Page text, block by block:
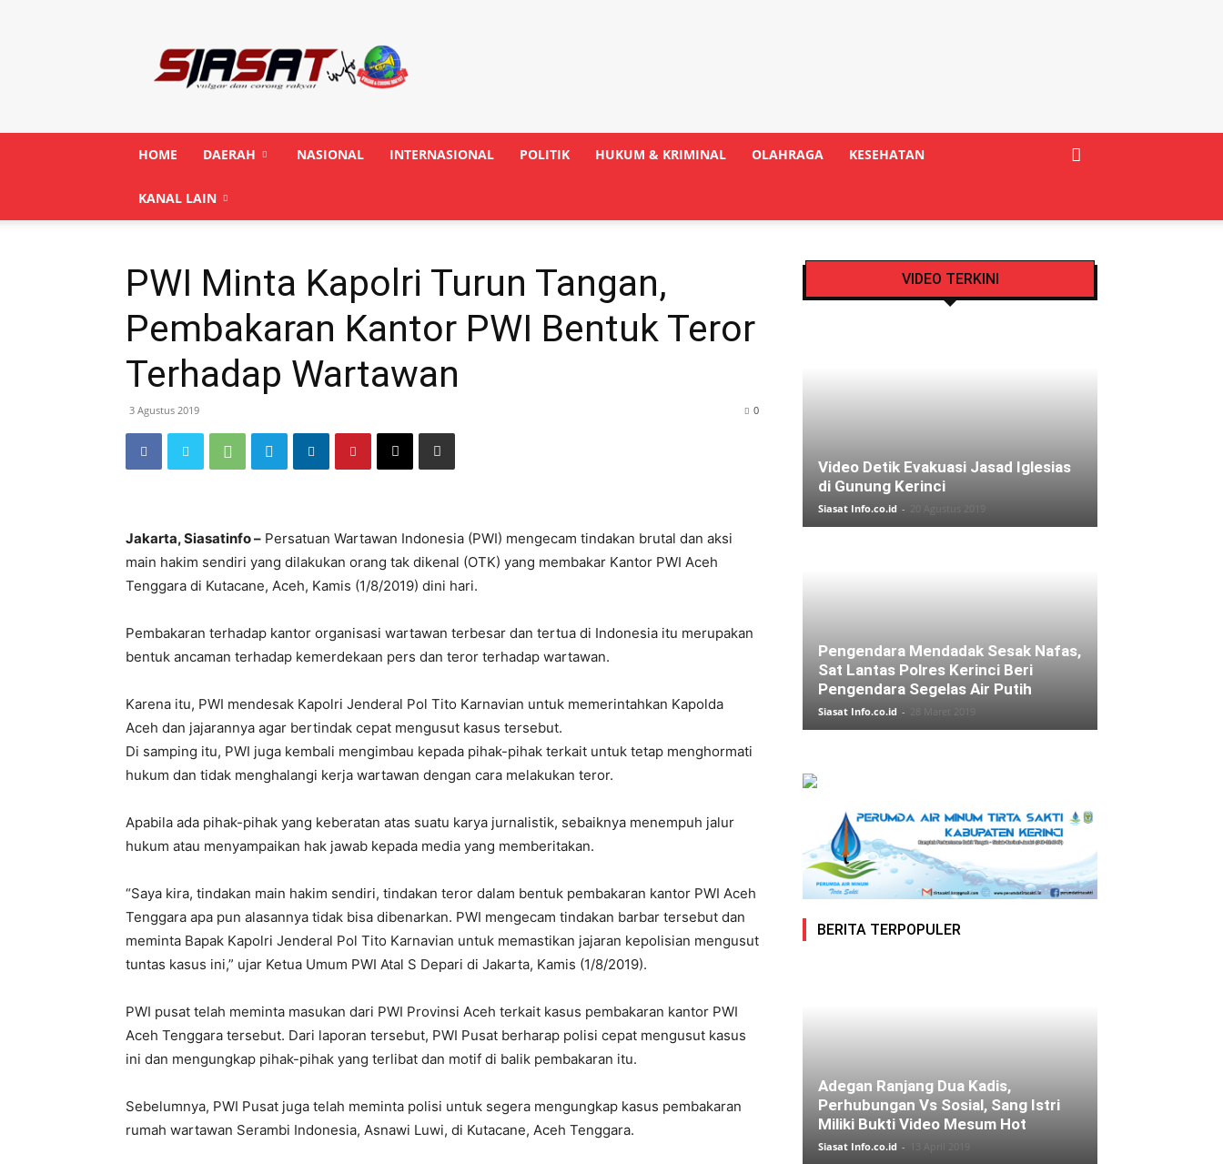
HOME DAERAH NASIONAL INTERNASIONAL POLITIK HUKUM & KRIMINAL OLAHRAGA KESEHATAN
KANAL LAIN
PWI Minta Kapolri Turun Tangan,
Pembakaran Kantor PWI Bentuk Teror
Terhadap Wartawan
3 Agustus 2019 0
Jakarta, Siasatinfo – Persatuan Wartawan Indonesia (PWI) mengecam tindakan brutal dan aksi
main hakim sendiri yang dilakukan orang tak dikenal (OTK) yang membakar Kantor PWI Aceh
Tenggara di Kutacane, Aceh, Kamis (1/8/2019) dini hari.
Pembakaran terhadap kantor organisasi wartawan terbesar dan tertua di Indonesia itu merupakan
bentuk ancaman terhadap kemerdekaan pers dan teror terhadap wartawan.
Karena itu, PWI mendesak Kapolri Jenderal Pol Tito Karnavian untuk memerintahkan Kapolda
Aceh dan jajarannya agar bertindak cepat mengusut kasus tersebut.
Di samping itu, PWI juga kembali mengimbau kepada pihak-pihak terkait untuk tetap menghormati
hukum dan tidak menghalangi kerja wartawan dengan cara melakukan teror.
Apabila ada pihak-pihak yang keberatan atas suatu karya jurnalistik, sebaiknya menempuh jalur
hukum atau menyampaikan hak jawab kepada media yang memberitakan.
“Saya kira, tindakan main hakim sendiri, tindakan teror dalam bentuk pembakaran kantor PWI Aceh
Tenggara apa pun alasannya tidak bisa dibenarkan. PWI mengecam tindakan barbar tersebut dan
meminta Bapak Kapolri Jenderal Pol Tito Karnavian untuk memastikan jajaran kepolisian mengusut
tuntas kasus ini,” ujar Ketua Umum PWI Atal S Depari di Jakarta, Kamis (1/8/2019).
PWI pusat telah meminta masukan dari PWI Provinsi Aceh terkait kasus pembakaran kantor PWI
Aceh Tenggara tersebut. Dari laporan tersebut, PWI Pusat berharap polisi cepat mengusut kasus
ini dan mengungkap pihak-pihak yang terlibat dan motif di balik pembakaran itu.
Sebelumnya, PWI Pusat juga telah meminta polisi untuk segera mengungkap kasus pembakaran
rumah wartawan Serambi Indonesia, Asnawi Luwi, di Kutacane, Aceh Tenggara.
VIDEO TERKINI
Video Detik Evakuasi Jasad Iglesias
di Gunung Kerinci
Siasat Info.co.id -
Pengendara Mendadak Sesak Nafas,
Sat Lantas Polres Kerinci Beri
Pengendara Segelas Air Putih
Siasat Info.co.id -
BERITA TERPOPULER
Adegan Ranjang Dua Kadis,
Perhubungan Vs Sosial, Sang Istri
Miliki Bukti Video Mesum Hot
Siasat Info.co.id -